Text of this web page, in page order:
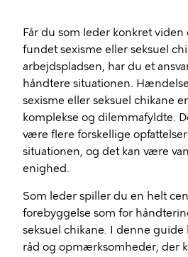
Får du som leder konkret viden
fundet sexisme eller seksuel
arbejdspladsen, har du et
håndtere situationen.
sexisme eller seksuel chikane
komplekse og dilemmafyldte.
være flere forskellige
situationen, og det kan være
enighed.
Som leder spiller du en helt
forebyggelse som for
seksuel chikane. I denne guide
råd og opmærksomheder, der